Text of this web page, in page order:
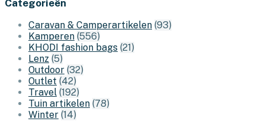
Categorieën
Caravan & Camperartikelen (93)
Kamperen (556)
KHODI fashion bags (21)
Lenz (5)
Outdoor (32)
Outlet (42)
Travel (192)
Tuin artikelen (78)
Winter (14)